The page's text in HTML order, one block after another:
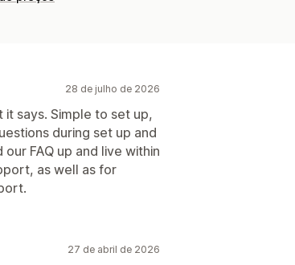
28 de julho de 2026
says. Simple to set up,
during set up and
FAQ up and live within
as well as for
27 de abril de 2026